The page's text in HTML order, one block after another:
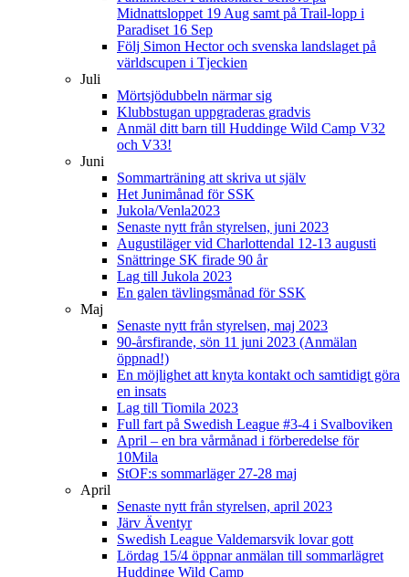
Midnattsloppet 19 Aug samt på Trail-lopp i
Paradiset 16 Sep
Följ Simon Hector och svenska landslaget på
världscupen i Tjeckien
Juli
Mörtsjödubbeln närmar sig
Klubbstugan uppgraderas gradvis
Anmäl ditt barn till Huddinge Wild Camp V32
och V33!
Juni
Sommarträning att skriva ut själv
Het Junimånad för SSK
Jukola/Venla2023
Senaste nytt från styrelsen, juni 2023
Augustiläger vid Charlottendal 12-13 augusti
Snättringe SK firade 90 år
Lag till Jukola 2023
En galen tävlingsmånad för SSK
Maj
Senaste nytt från styrelsen, maj 2023
90-årsfirande, sön 11 juni 2023 (Anmälan
öppnad!)
En möjlighet att knyta kontakt och samtidigt göra
en insats
Lag till Tiomila 2023
Full fart på Swedish League #3-4 i Svalboviken
April – en bra vårmånad i förberedelse för
10Mila
StOF:s sommarläger 27-28 maj
April
Senaste nytt från styrelsen, april 2023
Järv Äventyr
Swedish League Valdemarsvik lovar gott
Lördag 15/4 öppnar anmälan till sommarlägret
Huddinge Wild Camp